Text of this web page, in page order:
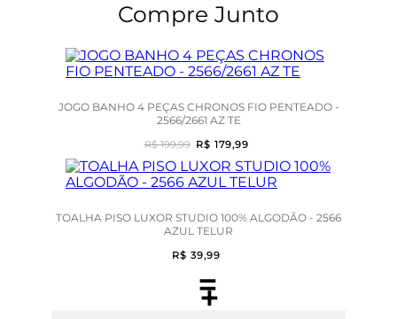
Compre Junto
+
JOGO BANHO 4 PEÇAS CHRONOS FIO PENTEADO -
2566/2661 AZ TE
R$ 199,99 R$ 179,99
TOALHA PISO LUXOR STUDIO 100% ALGODÃO - 2566
AZUL TELUR
R$ 39,99
=